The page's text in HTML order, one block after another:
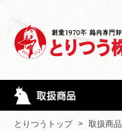
とりつうトップ > 取扱商品